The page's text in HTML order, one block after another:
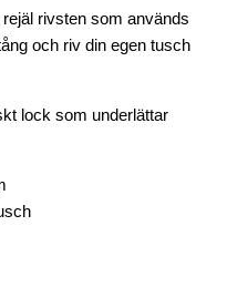
rejäl rivsten som används
och riv din egen tusch
lock som underlättar